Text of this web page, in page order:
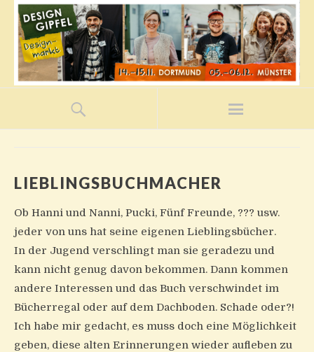
LIEBLINGSBUCHMACHER
Ob Hanni und Nanni, Pucki, Fünf Freunde, ??? usw.
jeder von uns hat seine eigenen Lieblingsbücher.
In der Jugend verschlingt man sie geradezu und
kann nicht genug davon bekommen. Dann kommen
andere Interessen und das Buch verschwindet im
Bücherregal oder auf dem Dachboden. Schade oder?!
Ich habe mir gedacht, es muss doch eine Möglichkeit
geben, diese alten Erinnerungen wieder aufleben zu